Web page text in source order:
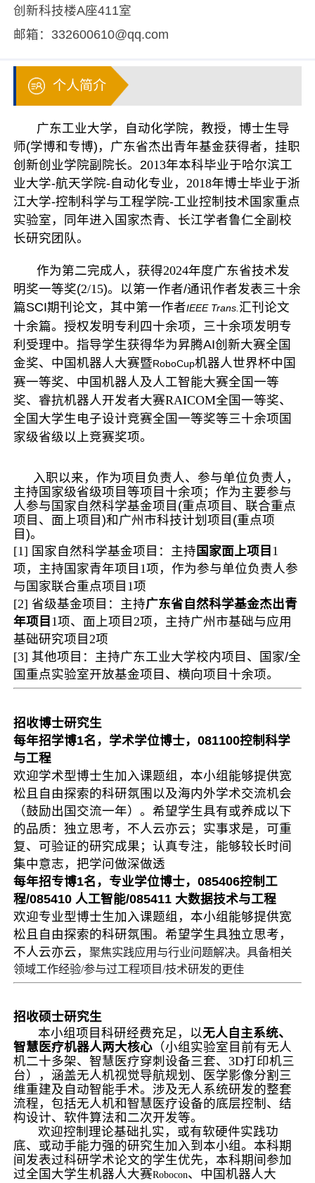
创新科技楼A座411室
邮箱： 332600610@qq.com
个人简介
广东工业大学，自动化学院，教授，博士生导
师(学博和专博) ，广东省杰出青年基金获得者，挂职
创新创业学院副院长。2013年本科毕业于哈尔滨工
业大学-航天学院-自动化专业， 2018年博士毕业于浙
江大学-控制科学与工程学院-工业控制技术国家重点
实验室，同年进入国家杰青、长江学者鲁仁全副校
长研究团队。
作为第二完成人，获得2024年度广东省技术发
明奖一等奖(2/15)。 以第一作者/通讯作者发表三十余
篇SCI期刊论文，其中第一作者IEEE Trans. 汇刊论文
十余篇。授权发明专利四十余项，三十余项发明专
利受理中。指导学生获得华为昇腾AI创新大赛全国
金奖、 中国机器人大赛暨RoboCup机器人世界杯中国
赛一等奖、 中国机器人及人工智能大赛全国一等
奖、 睿抗机器人开发者大赛RAICOM全国一等奖、
全国大学生电子设计竞赛全国一等奖等三十余项国
家级省级以上竞赛奖项。
入职以来，作为项目负责人、参与单位负责人，
主持国家级省级项目等项目十余项；作为主要参与
人参与国家自然科学基金项目(重点项目、联合重点
项目、面上项目)和广州市科技计划项目(重点项
目)。
[1] 国家自然科学基金项目： 主持 国家面上项目 1
项， 主持国家青年项目 1项，作为参与单位负责人参
与国家联合重点项目 1项
[2]省级基金项目： 主持广东省自然科学基金杰出青
年项目 1项、 面上项目 2项 ， 主持广州市基础与应用
基础研究项目 2项
[3] 其他项目： 主持广东工业大学校内项目、国家/全
国重点实验室开放基金项目、横向项目十余项。
招收博士研究生
每年招学博1名，学术学位博士，081100控制科学
与工程
欢迎学术型博士生加入课题组，本小组能够提供宽
松且自由探索的科研氛围以及海内外学术交流机会
（鼓励出国交流一年）。希望学生具有或养成以下
的品质：独立思考，不人云亦云；实事求是，可重
复、可验证的研究成果；认真专注，能够较长时间
集中意志，把学问做深做透
每年招专博1名，专业学位博士，085406控制工
程/085410 人工智能/085411 大数据技术与工程
欢迎专业型博士生加入课题组，本小组能够提供宽
松且自由探索的科研氛围。希望学生具独立思考，
不人云亦云，聚焦实践应用与行业问题解决。具备相关
领域工作经验/参与过工程项目/技术研发的更佳
招收硕士研究生
本小组项目科研经费充足，以无人自主系统、
智慧医疗机器人两大核心 （小组实验室目前有无人
机二十多架、智慧医疗穿刺设备三套、3D打印机三
台），涵盖无人机视觉导航规划、医学影像分割三
维重建及自动智能手术。涉及无人系统研发的整套
流程，包括无人机和智慧医疗设备的底层控制、结
构设计、软件算法和二次开发等。
欢迎控制理论基础扎实，或有软硬件实践功
底、或动手能力强的研究生加入到本小组。本科期
间发表过科研学术论文的学生优先，本科期间 参加
过全国大学生机器人大赛Robocon、中国机器人大